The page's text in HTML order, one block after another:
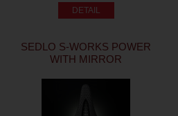
SEDLO S-WORKS POWER
WITH MIRROR